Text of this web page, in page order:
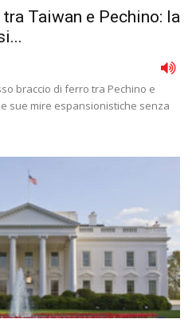
Taiwan e Pechino: la
braccio di ferro tra Pechino e
sue mire espansionistiche senza